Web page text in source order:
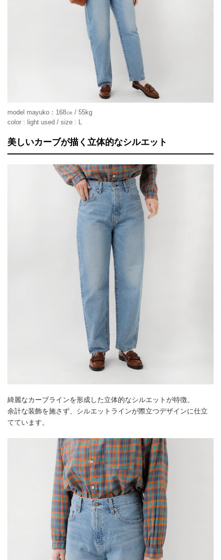
model mayuko：168㎝ / 55kg
color : light used / size : L
美しいカーブが描く立体的なシルエット
綺麗なカーブラインを形成した立体的なシルエットが特徴。
余計な装飾を施さず、シルエットラインが際立つデザインに仕立
てています。